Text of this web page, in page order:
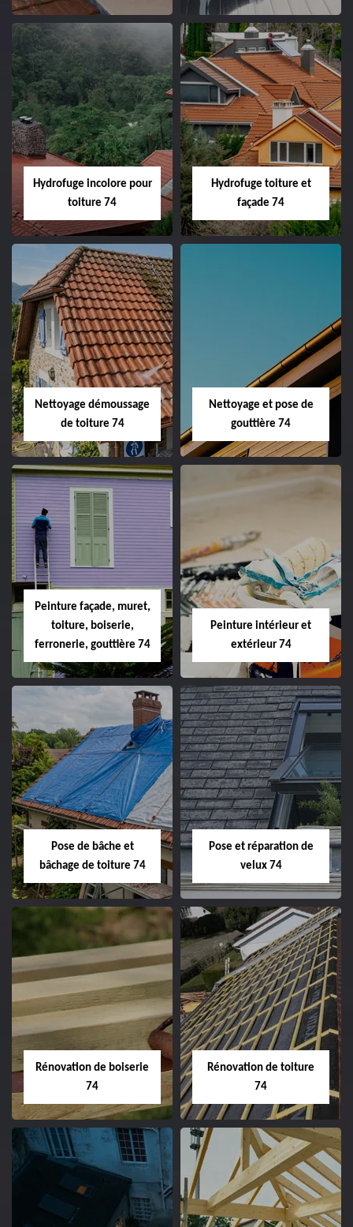
Hydrofuge incolore pour
toiture 74
Hydrofuge toiture et
façade 74
Nettoyage démoussage
de toiture 74
Nettoyage et pose de
gouttière 74
Peinture façade, muret,
toiture, boiserie,
ferronerie, gouttière 74
Peinture intérieur et
extérieur 74
Pose de bâche et
bâchage de toiture 74
Pose et réparation de
velux 74
Rénovation de boiserie
74
Rénovation de toiture
74